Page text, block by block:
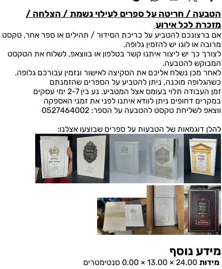
הטבעה / חריטה על ספרים לעילוי נשמת / הצלחה /
מזכרת לכל אירוע
אם ברצונכם להטביע על כריכת הסידור / תהילים או ספר אחר, טקסט
מרובה או לוגו יש להזמין גלופה.
לצורך כך יש ליצור איתנו קשר בטלפון או בווצאפ, לשלוח את הטקסט
המבוקש להטבעה.
לאחר מכן נשלח אליכם את הסקיצה לאישור ונזמין עבורכם גלופה.
כשהגלופה מוכנה, ניתן להטביע על הספרים שהזמנתם
זמן העבודה תלוי בעומס אצל המטביע. נע בין 2-7 ימי עסקים
במקרים דחופים ניתן לוודא איתנו לפני את זמני האספקה
ווצאפ לשליחת טקסט להטבעה על הספר: 0527464002
להלן דוגמאות של הטבעות על ספרים שבוצעו אצלנו:
מידע נוסף
מידות 24.00 × 13.00 × 0.00 סנטימטרים